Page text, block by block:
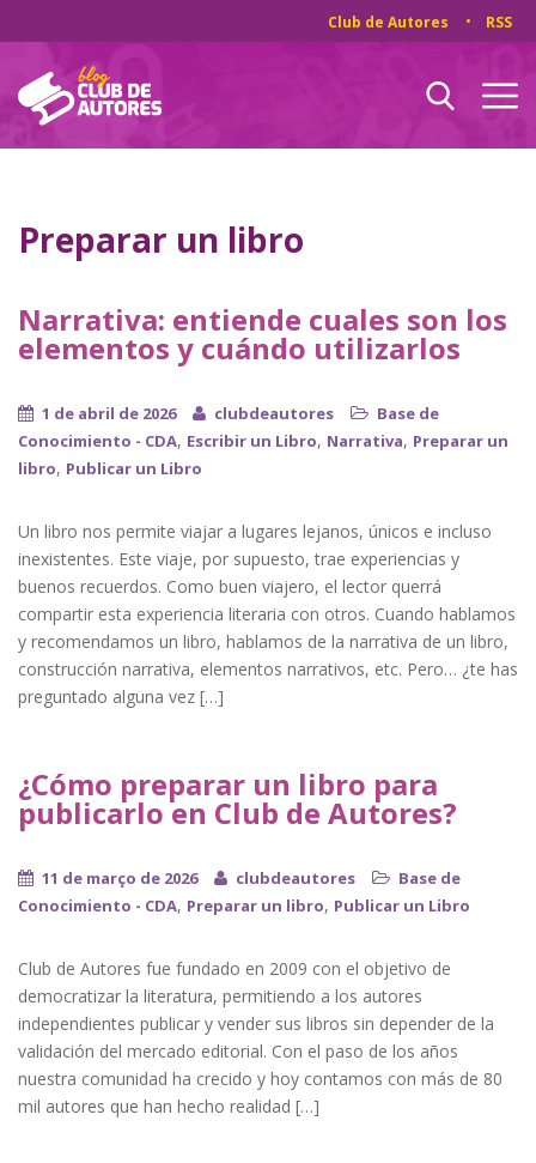
Club de Autores RSS
Preparar un libro
Narrativa: entiende cuales son los
elementos y cuándo utilizarlos
1 de abril de 2026 clubdeautores
Base de
Conocimiento - CDA, Escribir un Libro, Narrativa, Preparar un
libro, Publicar un Libro
Un libro nos permite viajar a lugares lejanos, únicos e incluso
inexistentes. Este viaje, por supuesto, trae experiencias y
buenos recuerdos. Como buen viajero, el lector querrá
compartir esta experiencia literaria con otros. Cuando hablamos
y recomendamos un libro, hablamos de la narrativa de un libro,
construcción narrativa, elementos narrativos, etc. Pero… ¿te has
preguntado alguna vez […]
¿Cómo preparar un libro para
publicarlo en Club de Autores?
11 de março de 2026 clubdeautores
Base de
Conocimiento - CDA, Preparar un libro, Publicar un Libro
Club de Autores fue fundado en 2009 con el objetivo de
democratizar la literatura, permitiendo a los autores
independientes publicar y vender sus libros sin depender de la
validación del mercado editorial. Con el paso de los años
nuestra comunidad ha crecido y hoy contamos con más de 80
mil autores que han hecho realidad […]